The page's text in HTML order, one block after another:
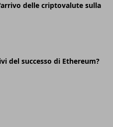
delle criptovalute sulla
del successo di Ethereum?